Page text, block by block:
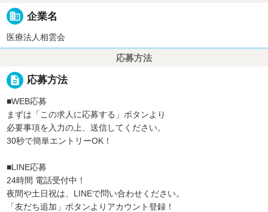
business 企業名
医療法人相雲会
応募方法
description 応募方法
■WEB応募
まずは「この求人に応募する」ボタンより
必要事項を入力の上、送信してください。
30秒で簡単エントリーOK！
■LINE応募
24時間 電話受付中！
夜間や土日祝は、LINEで問い合わせください。
「友だち追加」ボタンよりアカウント登録！